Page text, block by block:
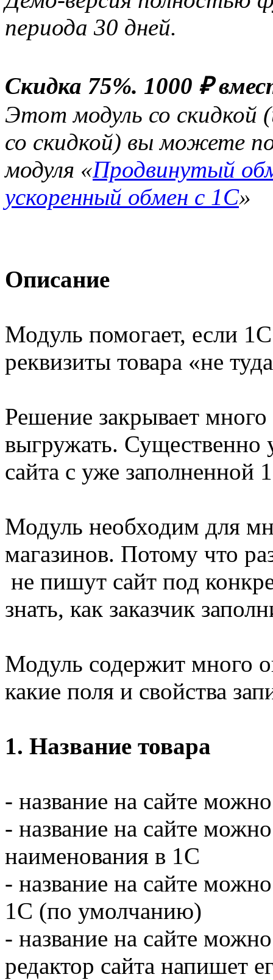
периода 30 дней.
Скидка 75%. 1000 ₽
Этот модуль со скидкой
со скидкой) вы можете
модуля «Продвинутый
ускоренный обмен с 1С»
Описание
Модуль помогает, если
реквизиты товара «не
Решение закрывает
выгружать. Существенно
сайта с уже заполненной
Модуль необходим для
магазинов. Потому что
не пишут сайт под
знать, как заказчик
Модуль содержит много
какие поля и свойства
1. Название товара
- название на сайте
- название на сайте
наименования в 1С
- название на сайте
1C (по умолчанию)
- название на сайте
редактор сайта напишет